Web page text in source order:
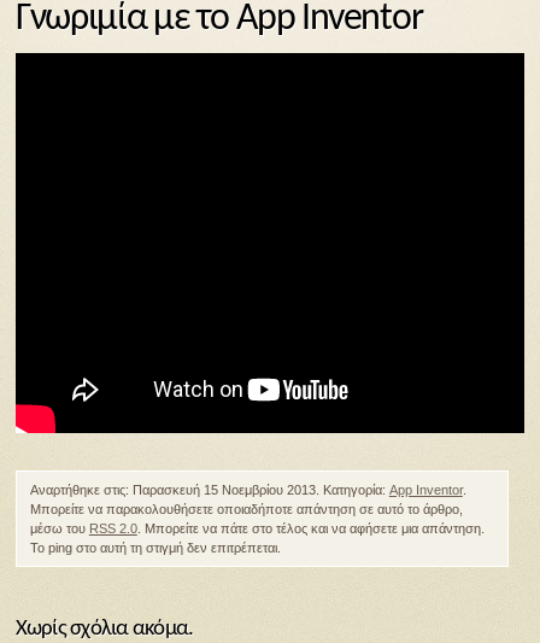
Γνωριμία με το App Inventor
Αναρτήθηκε στις: Παρασκευή 15 Νοεμβρίου 2013. Κατηγορία: App Inventor.
Μπορείτε να παρακολουθήσετε οποιαδήποτε απάντηση σε αυτό το άρθρο,
μέσω του RSS 2.0. Μπορείτε να πάτε στο τέλος και να αφήσετε μια απάντηση.
Το ping στο αυτή τη στιγμή δεν επιτρέπεται.
Χωρίς σχόλια ακόμα.